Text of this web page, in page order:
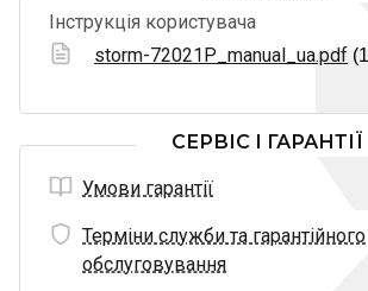
Інструкція користувача
storm-72021P_manual_ua.pdf
СЕРВІС І ГАРАНТІЇ
Умови гарантії
Терміни служби та гарантійного
обслуговування